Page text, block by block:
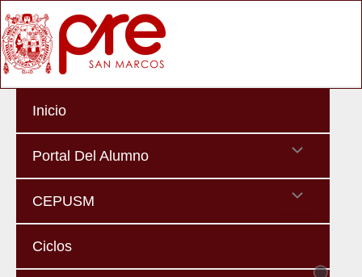
to
content
Inicio
Portal Del Alumno Menu
CEPUSM Menu
Ciclos